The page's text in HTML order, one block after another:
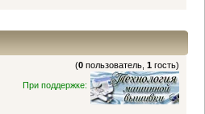
(0 пользователь,1 гость)
При поддержке: